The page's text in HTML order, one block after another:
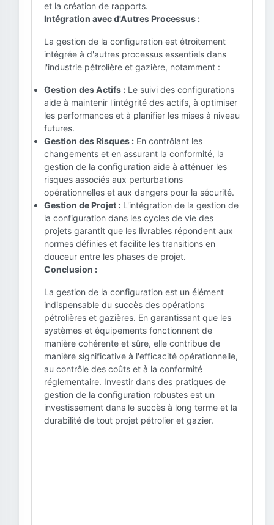
et la création de rapports.
Intégration avec d'Autres Processus :
La gestion de la configuration est étroitement
intégrée à d'autres processus essentiels dans
l'industrie pétrolière et gazière, notamment :
Gestion des Actifs : Le suivi des configurations
aide à maintenir l'intégrité des actifs, à optimiser
les performances et à planifier les mises à niveau
futures.
Gestion des Risques : En contrôlant les
changements et en assurant la conformité, la
gestion de la configuration aide à atténuer les
risques associés aux perturbations
opérationnelles et aux dangers pour la sécurité.
Gestion de Projet : L'intégration de la gestion de
la configuration dans les cycles de vie des
projets garantit que les livrables répondent aux
normes définies et facilite les transitions en
douceur entre les phases de projet.
Conclusion :
La gestion de la configuration est un élément
indispensable du succès des opérations
pétrolières et gazières. En garantissant que les
systèmes et équipements fonctionnent de
manière cohérente et sûre, elle contribue de
manière significative à l'efficacité opérationnelle,
au contrôle des coûts et à la conformité
réglementaire. Investir dans des pratiques de
gestion de la configuration robustes est un
investissement dans le succès à long terme et la
durabilité de tout projet pétrolier et gazier.